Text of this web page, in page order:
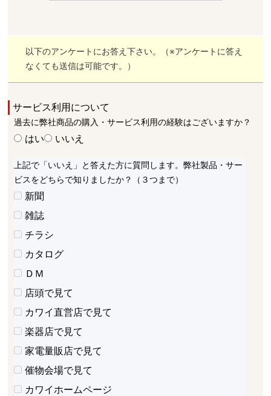
以下のアンケートにお答え下さい。（※アンケートに答え
なくても送信は可能です。）
サービス利用について
過去に弊社商品の購入・サービス利用の経験はございますか？
はい いいえ
上記で「いいえ」と答えた方に質問します。弊社製品・サー
ビスをどちらで知りましたか？（３つまで）
新聞
雑誌
チラシ
カタログ
ＤＭ
店頭で見て
カワイ直営店で見て
楽器店で見て
家電量販店で見て
催物会場で見て
カワイホームページ